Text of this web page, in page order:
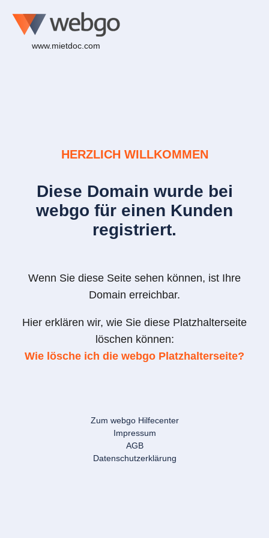
www.mietdoc.com
HERZLICH WILLKOMMEN
Diese Domain wurde bei
webgo für einen Kunden
registriert.
Wenn Sie diese Seite sehen können, ist Ihre
Domain erreichbar.
Hier erklären wir, wie Sie diese Platzhalterseite
löschen können:
Wie lösche ich die webgo Platzhalterseite?
Zum webgo Hilfecenter
Impressum
AGB
Datenschutzerklärung